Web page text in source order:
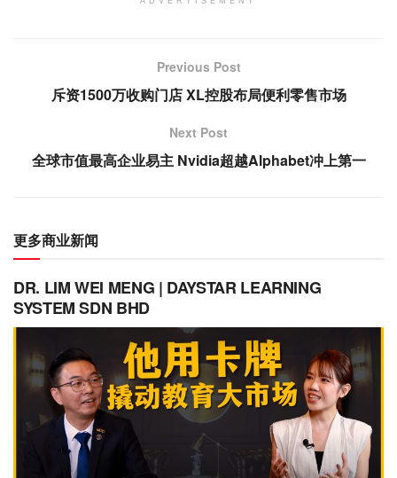
Previous Post
斥资1500万收购门店 XL控股布局便利零售市场
Next Post
全球市值最高企业易主 Nvidia超越Alphabet冲上第一
更多商业新闻
DR. LIM WEI MENG | DAYSTAR LEARNING
SYSTEM SDN BHD